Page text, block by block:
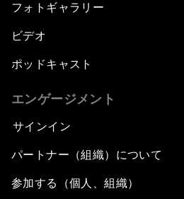
フォトギャラリー
ビデオ
ポッドキャスト
エンゲージメント
サインイン
パートナー（組織）について
参加する（個人、組織）